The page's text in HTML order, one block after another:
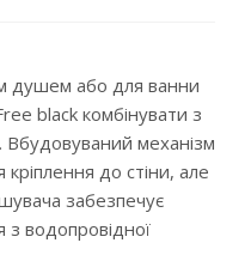
душем або для ванни
black комбінувати з
Вбудовуваний механізм
до стіни, але
забезпечує
з водопровідної